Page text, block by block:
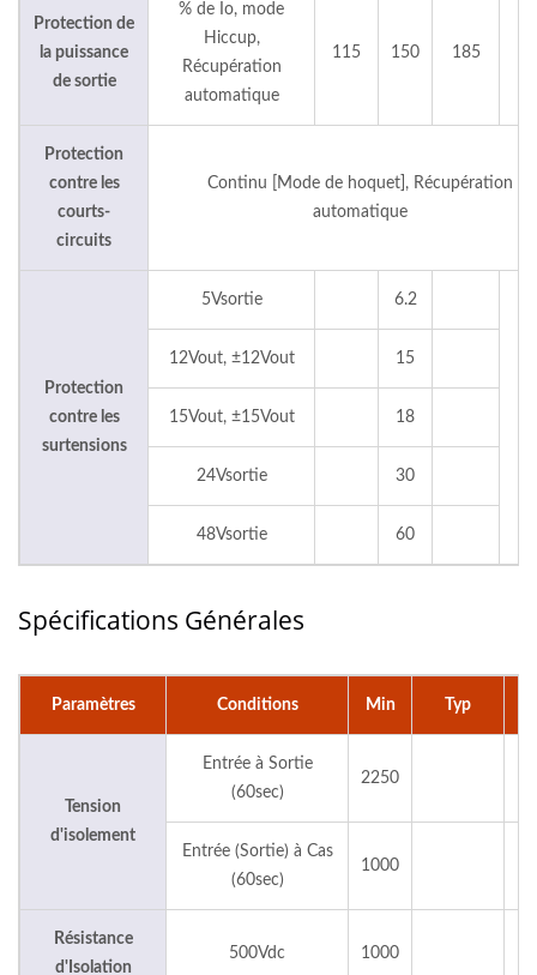
Protection de
la puissance
de sortie
% de Io, mode
Hiccup,
Récupération
automatique
115 150 185
Protection
contre les
courts-
circuits
Continu [Mode de hoquet], Récupération
automatique
Protection
contre les
surtensions
5Vsortie 6.2
12Vout, ±12Vout 15
15Vout, ±15Vout 18
24Vsortie 30
48Vsortie 60
Spécifications Générales
Paramètres Conditions Min Typ
Tension
d'isolement
Entrée à Sortie
(60sec)
2250
Entrée (Sortie) à Cas
(60sec)
1000
Résistance
d'Isolation
500Vdc 1000